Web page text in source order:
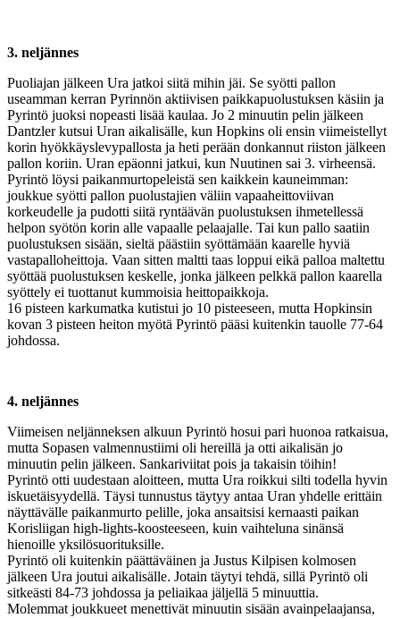
3. neljännes
Puoliajan jälkeen Ura jatkoi siitä mihin jäi. Se syötti pallon
useamman kerran Pyrinnön aktiivisen paikkapuolustuksen käsiin ja
Pyrintö juoksi nopeasti lisää kaulaa. Jo 2 minuutin pelin jälkeen
Dantzler kutsui Uran aikalisälle, kun Hopkins oli ensin viimeistellyt
korin hyökkäyslevypallosta ja heti perään donkannut riiston jälkeen
pallon koriin. Uran epäonni jatkui, kun Nuutinen sai 3. virheensä.
Pyrintö löysi paikanmurtopeleistä sen kaikkein kauneimman:
joukkue syötti pallon puolustajien väliin vapaaheittoviivan
korkeudelle ja pudotti siitä ryntäävän puolustuksen ihmetellessä
helpon syötön korin alle vapaalle pelaajalle. Tai kun pallo saatiin
puolustuksen sisään, sieltä päästiin syöttämään kaarelle hyviä
vastapalloheittoja. Vaan sitten maltti taas loppui eikä palloa maltettu
syöttää puolustuksen keskelle, jonka jälkeen pelkkä pallon kaarella
syöttely ei tuottanut kummoisia heittopaikkoja.
16 pisteen karkumatka kutistui jo 10 pisteeseen, mutta Hopkinsin
kovan 3 pisteen heiton myötä Pyrintö pääsi kuitenkin tauolle 77-64
johdossa.
4. neljännes
Viimeisen neljänneksen alkuun Pyrintö hosui pari huonoa ratkaisua,
mutta Sopasen valmennustiimi oli hereillä ja otti aikalisän jo
minuutin pelin jälkeen. Sankariviitat pois ja takaisin töihin!
Pyrintö otti uudestaan aloitteen, mutta Ura roikkui silti todella hyvin
iskuetäisyydellä. Täysi tunnustus täytyy antaa Uran yhdelle erittäin
näyttävälle paikanmurto pelille, joka ansaitsisi kernaasti paikan
Korisliigan high-lights-koosteeseen, kuin vaihteluna sinänsä
hienoille yksilösuorituksille.
Pyrintö oli kuitenkin päättäväinen ja Justus Kilpisen kolmosen
jälkeen Ura joutui aikalisälle. Jotain täytyi tehdä, sillä Pyrintö oli
sitkeästi 84-73 johdossa ja peliaikaa jäljellä 5 minuuttia.
Molemmat joukkueet menettivät minuutin sisään avainpelaajansa,